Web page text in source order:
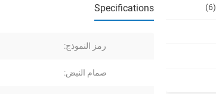
(6)
Specifications
رمز النموذج:
صمام النبض: